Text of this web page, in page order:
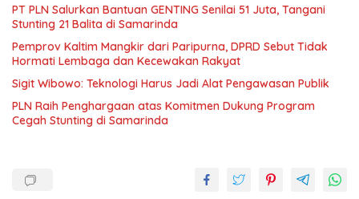
PT PLN Salurkan Bantuan GENTING Senilai 51 Juta, Tangani
Stunting 21 Balita di Samarinda
Pemprov Kaltim Mangkir dari Paripurna, DPRD Sebut Tidak
Hormati Lembaga dan Kecewakan Rakyat
Sigit Wibowo: Teknologi Harus Jadi Alat Pengawasan Publik
PLN Raih Penghargaan atas Komitmen Dukung Program
Cegah Stunting di Samarinda